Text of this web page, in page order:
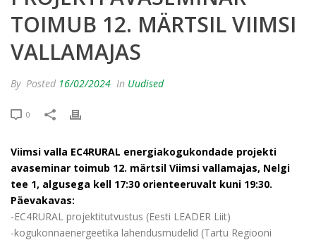
TOIMUB 12. MÄRTSIL VIIMSI
VALLAMAJAS
By Posted 16/02/2024 In Uudised
0
Viimsi valla EC4RURAL energiakogukondade projekti
avaseminar toimub 12. märtsil Viimsi vallamajas, Nelgi
tee 1, algusega kell 17:30 orienteeruvalt kuni 19:30.
Päevakavas:
-EC4RURAL projektitutvustus (Eesti LEADER Liit)
-kogukonnaenergeetika lahendusmudelid (Tartu Regiooni